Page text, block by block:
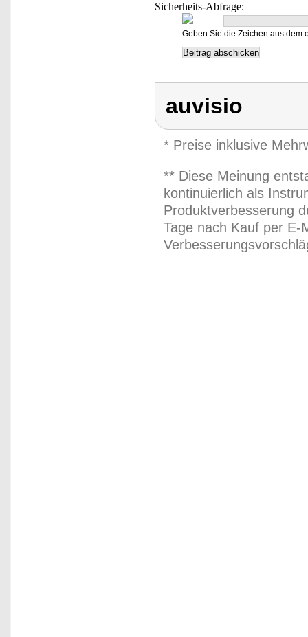
Sicherheits-Abfrage:
Geben Sie die Zeichen aus dem
auvisio
* Preise inklusive
** Diese Meinung
kontinuierlich als
Produktverbesserung
Tage nach Kauf per E-